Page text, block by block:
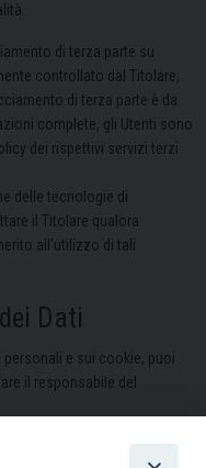
di terza parte su
controllato dal Titolare,
di terza parte è da
complete, gli Utenti sono
dei rispettivi servizi terzi
delle tecnologie di
il Titolare qualora
all’utilizzo di tali
Dati
e sui cookie, puoi
il responsabile del